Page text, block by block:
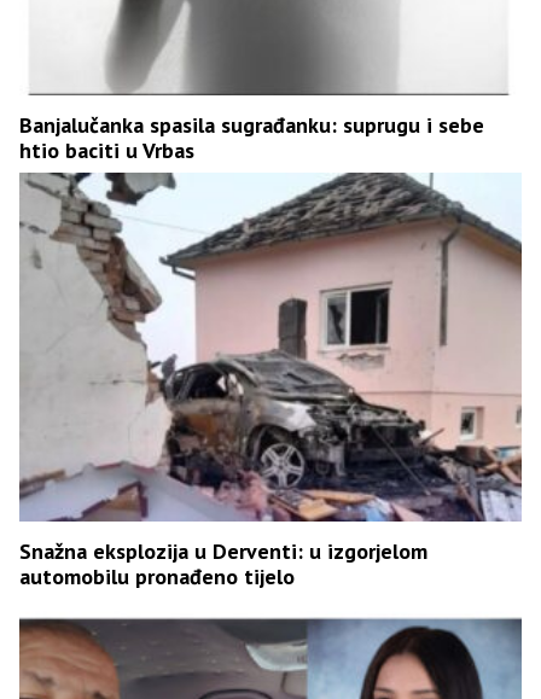
Banjalučanka spasila sugrađanku: suprugu i sebe
htio baciti u Vrbas
Snažna eksplozija u Derventi: u izgorjelom
automobilu pronađeno tijelo